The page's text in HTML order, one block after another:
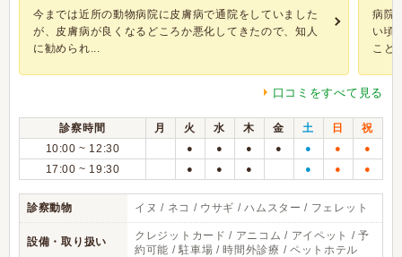
今までは近所の動物病院に皮膚病で通院をしていました
が、皮膚病が良くなるどころか悪化してきたので、知人
に勧められ...
病院
い頃
こと
口コミをすべて見る
診察時間 月 火 水 木 金 土 日
祝
10:00 ~ 12:30
● ● ● ● ● ● ●
17:00 ~ 19:30 ● ● ● ● ● ●
診察動物 イヌ / ネコ / ウサギ / ハムスター / フェレット
設備・取り扱い
クレジットカード / アニコム / アイペット / 予
約可能 / 駐車場 / 時間外診療 / ペットホテル